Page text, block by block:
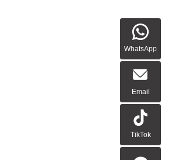
WhatsApp
Email
TikTok